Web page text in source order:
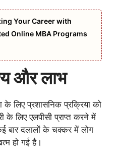
Your Career with
Online MBA Programs
और लाभ
के लिए प्रशासनिक प्रक्रिया को
के लिए एलपीसी प्राप्त करने में
बार दलालों के चक्कर में लोग
हो गई है।